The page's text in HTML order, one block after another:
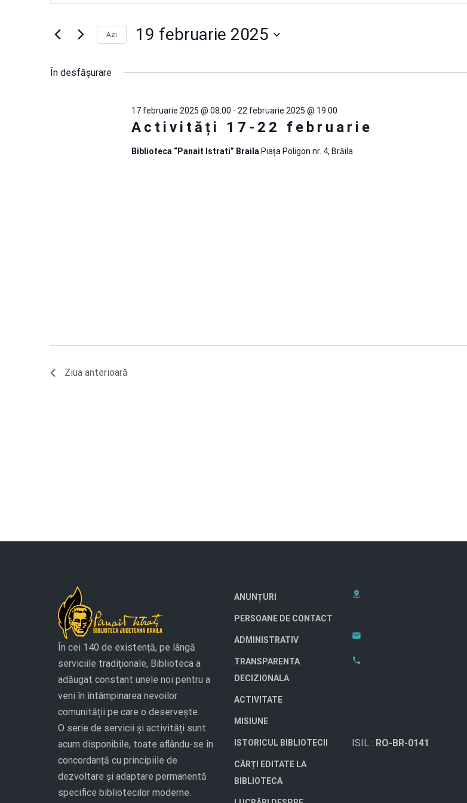
pentru
19
februarie
în
vizualizări
și
căutare
Evenimente
Caută
după
Azi 19 februarie 2025
data.
În desfășurare
Activități 17-22 februarie
17 februarie 2025 @ 08:00 - 22 februarie 2025 @ 19:00
Biblioteca “Panait Istrati” Braila Piața Poligon nr. 4, Brăila
Ziua anterioară
În cei 140 de existență, pe lângă
serviciile tradiționale, Biblioteca a
adăugat constant unele noi pentru a
veni în întâmpinarea nevoilor
comunității pe care o deservește.
O serie de servicii și activități sunt
acum disponibile, toate aflându-se în
concordanță cu principiile de
dezvoltare și adaptare permanentă
specifice bibliotecilor moderne.
ANUNȚURI
PERSOANE DE CONTACT
ADMINISTRATIV
TRANSPARENTA
DECIZIONALA
ACTIVITATE
MISIUNE
ISTORICUL BIBLIOTECII
CĂRȚI EDITATE LA
BIBLIOTECA
ISIL : RO-BR-0141